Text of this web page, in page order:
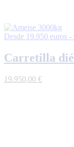
Desde 19.950 euros -
Carretilla
19.950,00 €